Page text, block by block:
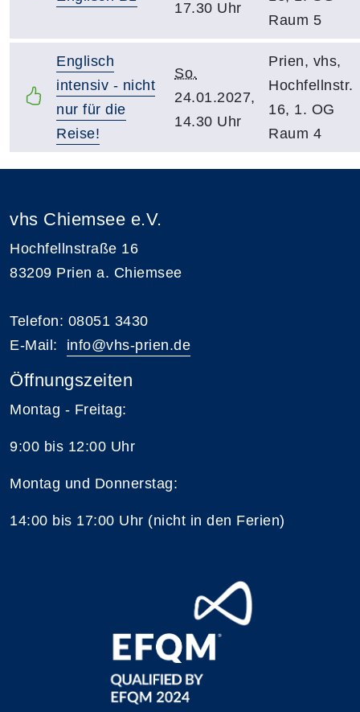
17.30 Uhr
Raum 5
Englisch
intensiv - nicht
nur für die
Reise!
So.
24.01.2027,
14.30 Uhr
Prien, vhs,
Hochfellnstr.
16, 1. OG
Raum 4
vhs Chiemsee e.V.
Hochfellnstraße 16
83209 Prien a. Chiemsee
Telefon: 08051 3430
E-Mail: info@vhs-prien.de
Öffnungszeiten
Montag - Freitag:
9:00 bis 12:00 Uhr
Montag und Donnerstag:
14:00 bis 17:00 Uhr (nicht in den Ferien)